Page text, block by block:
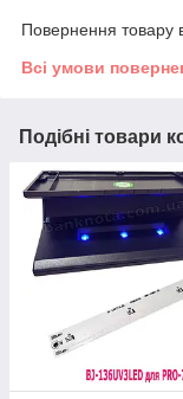
Повернення товару
Всі умови
Подібні товари